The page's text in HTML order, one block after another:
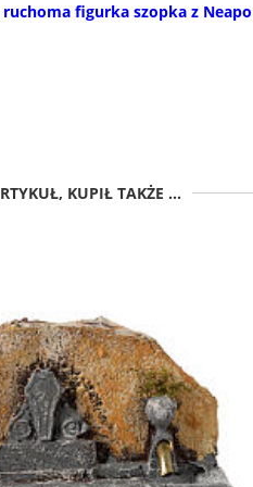
figurka szopka z
KUPIŁ TAKŻE ...